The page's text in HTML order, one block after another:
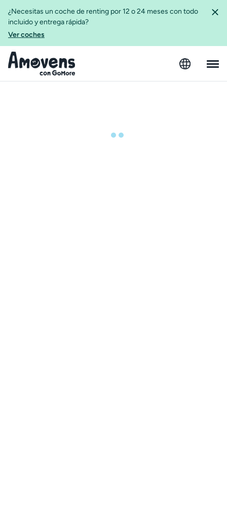
¿Necesitas un coche de renting por 12 o 24 meses con todo
incluido y entrega rápida?
Ver coches